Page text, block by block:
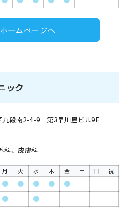
ホームページへ
ック
九段南2-4-9 第3早川屋ビル9F
科、皮膚科
月 火 水 木 金 土 日 祝
● ● ● ●
●
● ●